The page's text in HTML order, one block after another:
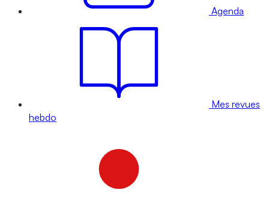
Agenda
Mes revues
hebdo